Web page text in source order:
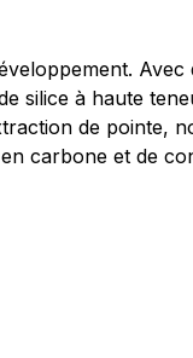
à haute
de pointe,
carbone et de